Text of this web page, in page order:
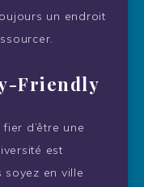
un endroit
Friendly
d’être une
est
soyez en ville